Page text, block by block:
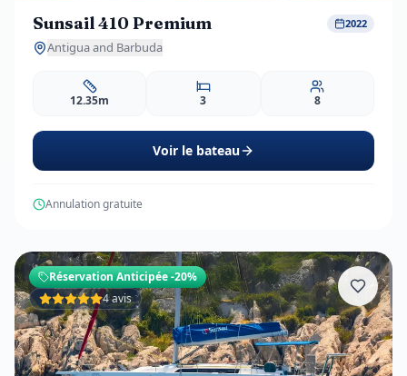
Sunsail 410 Premium 2022
Antigua and Barbuda
12.35m 3 8
Voir le bateau
Annulation gratuite
Réservation Anticipée-20%
4 avis